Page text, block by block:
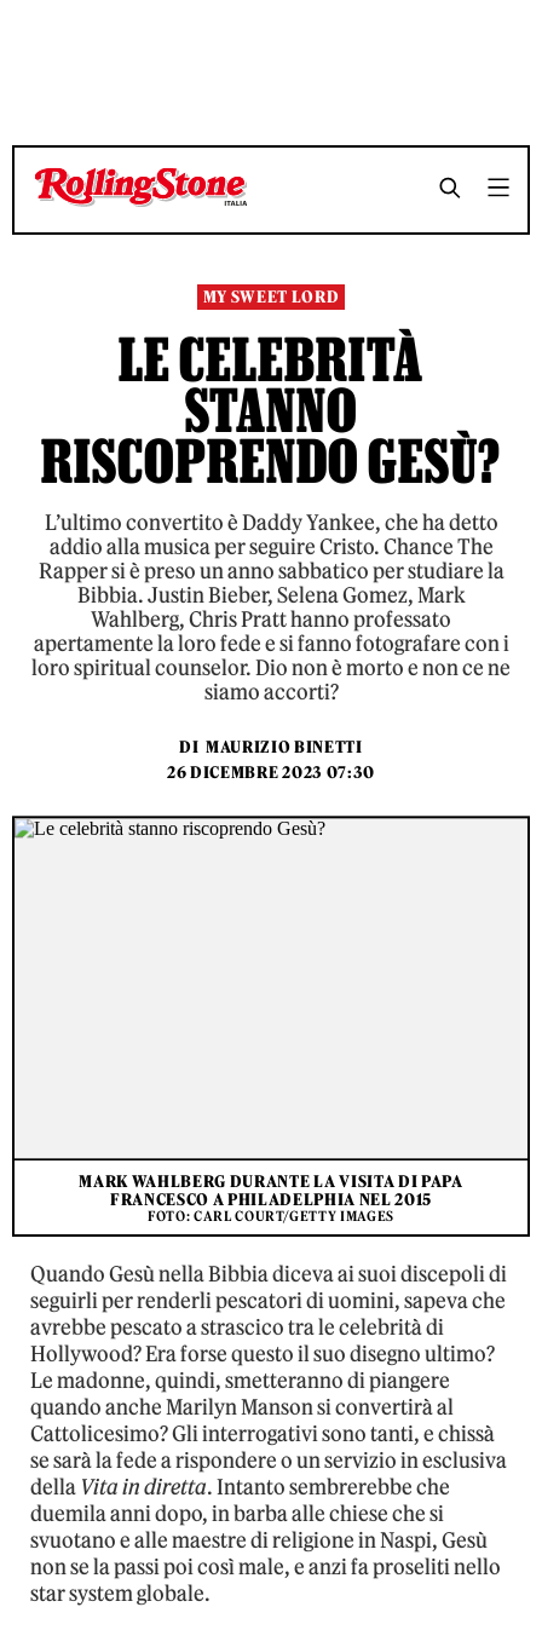
TEMPO DI LETTURA 7 MINUTI SHARE
TEMPO DI LETTURA 7 MINUTI SHARE
MY SWEET LORD
LE CELEBRITÀ
STANNO
RISCOPRENDO GESÙ?
L’ultimo convertito è Daddy Yankee, che ha detto
addio alla musica per seguire Cristo. Chance The
Rapper si è preso un anno sabbatico per studiare la
Bibbia. Justin Bieber, Selena Gomez, Mark
Wahlberg, Chris Pratt hanno professato
apertamente la loro fede e si fanno fotografare con i
loro spiritual counselor. Dio non è morto e non ce ne
siamo accorti?
DI MAURIZIO BINETTI
26 DICEMBRE 2023 07:30
MARK WAHLBERG DURANTE LA VISITA DI PAPA
FRANCESCO A PHILADELPHIA NEL 2015
FOTO: CARL COURT/GETTY IMAGES
Quando Gesù nella Bibbia diceva ai suoi discepoli di
seguirli per renderli pescatori di uomini, sapeva che
avrebbe pescato a strascico tra le celebrità di
Hollywood? Era forse questo il suo disegno ultimo?
Le madonne, quindi, smetteranno di piangere
quando anche Marilyn Manson si convertirà al
Cattolicesimo? Gli interrogativi sono tanti, e chissà
se sarà la fede a rispondere o un servizio in esclusiva
della Vita in diretta. Intanto sembrerebbe che
duemila anni dopo, in barba alle chiese che si
svuotano e alle maestre di religione in Naspi, Gesù
non se la passi poi così male, e anzi fa proseliti nello
star system globale.